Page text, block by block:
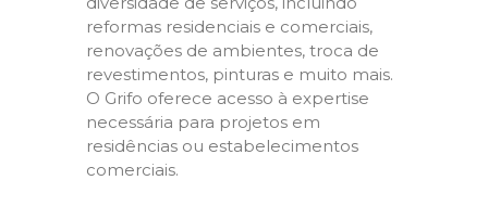
reformas residenciais e comerciais,
renovações de ambientes, troca de
revestimentos, pinturas e muito mais.
O Grifo oferece acesso à expertise
necessária para projetos em
residências ou estabelecimentos
comerciais.